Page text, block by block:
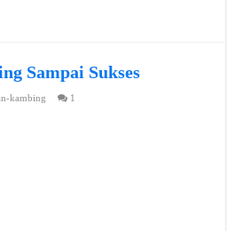
Sampai Sukses
kambing 1